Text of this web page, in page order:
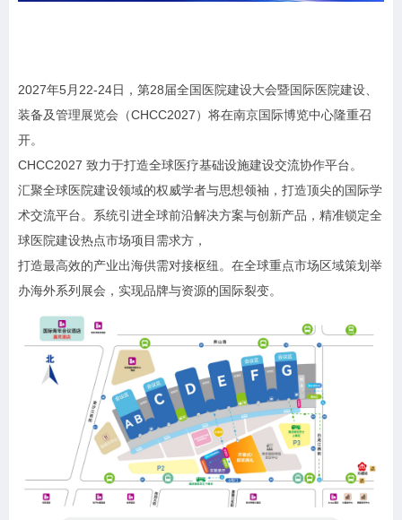
2027年5月22-24日，第28届全国医院建设大会暨国际医院建设、
装备及管理展览会（CHCC2027）将在南京国际博览中心隆重召
开。
CHCC2027 致力于打造全球医疗基础设施建设交流协作平台。
汇聚全球医院建设领域的权威学者与思想领袖，打造顶尖的国际学
术交流平台。系统引进全球前沿解决方案与创新产品，精准锁定全
球医院建设热点市场项目需求方，
打造最高效的产业出海供需对接枢纽。在全球重点市场区域策划举
办海外系列展会，实现品牌与资源的国际裂变。